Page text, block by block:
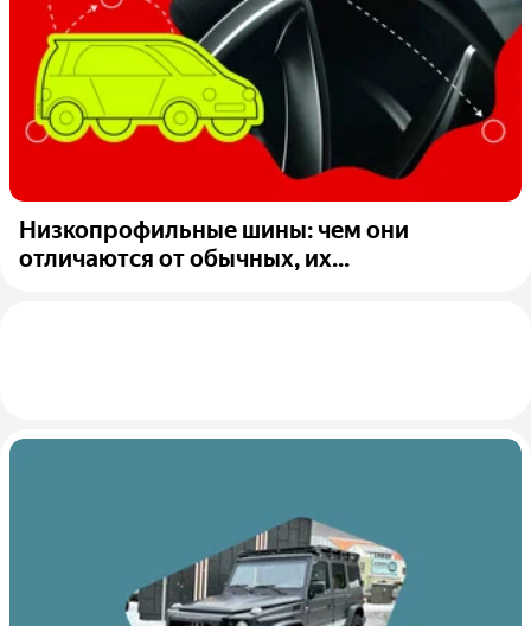
Низкопрофильные шины: чем они
отличаются от обычных, их...